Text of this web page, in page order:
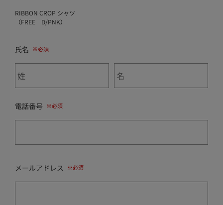
RIBBON CROP シャツ
（FREE D/PNK）
氏名
電話番号
メールアドレス